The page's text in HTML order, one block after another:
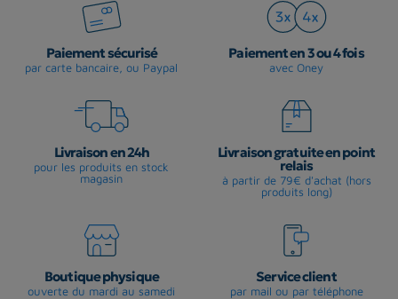
Paiement sécurisé
par carte bancaire, ou Paypal
Paiement en 3 ou 4 fois
avec Oney
Livraison en 24h
pour les produits en stock
magasin
Livraison gratuite en point
relais
à partir de 79€ d'achat (hors
produits long)
Boutique physique
ouverte du mardi au samedi
Service client
par mail ou par téléphone